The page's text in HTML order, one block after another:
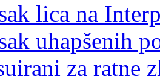
lica na
uhapšenih
za ratne